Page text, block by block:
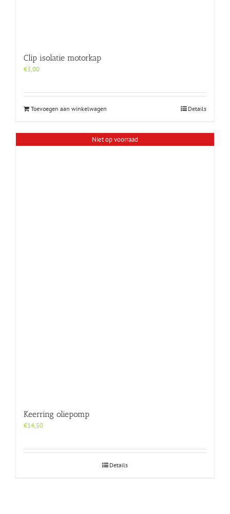
Clip isolatie motorkap
€3,00
Toevoegen aan winkelwagen Details
Niet op voorraad
Keerring oliepomp
€14,50
Details